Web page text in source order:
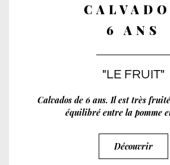
6 ANS
"LE FRUIT"
Calvados de 6 ans. Il est très
équilibré entre la pomme
Découvrir